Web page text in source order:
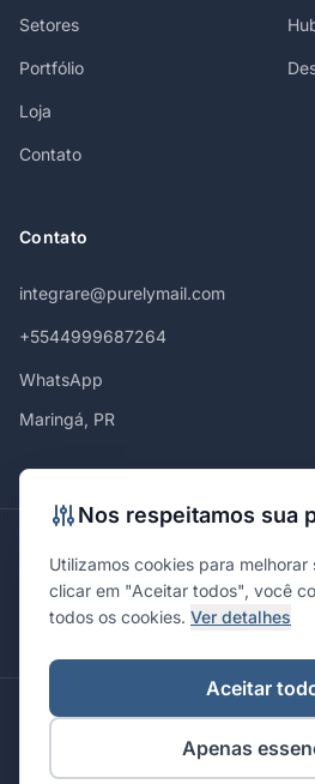
Setores
Portfólio
Loja
Contato
Contato
integrare@purelymail.com
+5544999687264
WhatsApp
Maringá, PR
MaringáCuritibaSão PauloLondrina
Florianópolis BrasíliaJoinvilleCampinas
© 2026 Integrare. Marketing de
reservados.
Nos respeitamos sua
Utilizamos cookies para
clicar em "Aceitar todos", você
todos os cookies. Ver detalhes
Aceitar
Apenas